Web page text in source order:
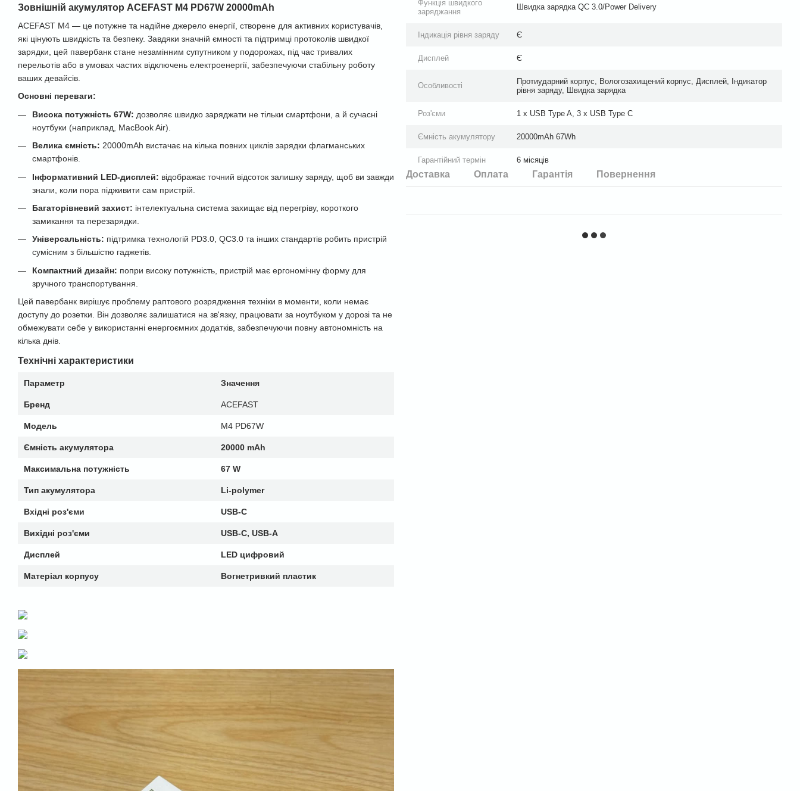
Зовнішній акумулятор ACEFAST M4 PD67W 20000mAh
ACEFAST M4 — це потужне та надійне джерело енергії, створене для активних користувачів,
які цінують швидкість та безпеку. Завдяки значній ємності та підтримці протоколів швидкої
зарядки, цей павербанк стане незамінним супутником у подорожах, під час тривалих
перельотів або в умовах частих відключень електроенергії, забезпечуючи стабільну роботу
ваших девайсів.
Основні переваги:
Висока потужність 67W: дозволяє швидко заряджати не тільки смартфони, а й сучасні
ноутбуки (наприклад, MacBook Air).
Велика ємність: 20000mAh вистачає на кілька повних циклів зарядки флагманських
смартфонів.
Інформативний LED-дисплей: відображає точний відсоток залишку заряду, щоб ви завжди
знали, коли пора підживити сам пристрій.
Багаторівневий захист: інтелектуальна система захищає від перегріву, короткого
замикання та перезарядки.
Універсальність: підтримка технологій PD3.0, QC3.0 та інших стандартів робить пристрій
сумісним з більшістю гаджетів.
Компактний дизайн: попри високу потужність, пристрій має ергономічну форму для
зручного транспортування.
Цей павербанк вирішує проблему раптового розрядження техніки в моменти, коли немає
доступу до розетки. Він дозволяє залишатися на зв'язку, працювати за ноутбуком у дорозі та не
обмежувати себе у використанні енергоємних додатків, забезпечуючи повну автономність на
кілька днів.
Технічні характеристики
Параметр Значення
Бренд ACEFAST
Модель M4 PD67W
Ємність акумулятора 20000 mAh
Максимальна потужність 67 W
Тип акумулятора Li-polymer
Вхідні роз'єми USB-C
Вихідні роз'єми USB-C, USB-A
Дисплей LED цифровий
Матеріал корпусу Вогнетривкий пластик
Функція швидкого
заряджання
Швидка зарядка QC 3.0/Power Delivery
Індикація рівня заряду Є
Дисплей Є
Особливості
Протиударний корпус, Вологозахищений корпус, Дисплей, Індикатор
рівня заряду, Швидка зарядка
Роз'єми 1 x USB Type A, 3 x USB Type C
Ємність акумулятору 20000mAh 67Wh
Гарантійний термін 6 місяців
Доставка Оплата Гарантія Повернення